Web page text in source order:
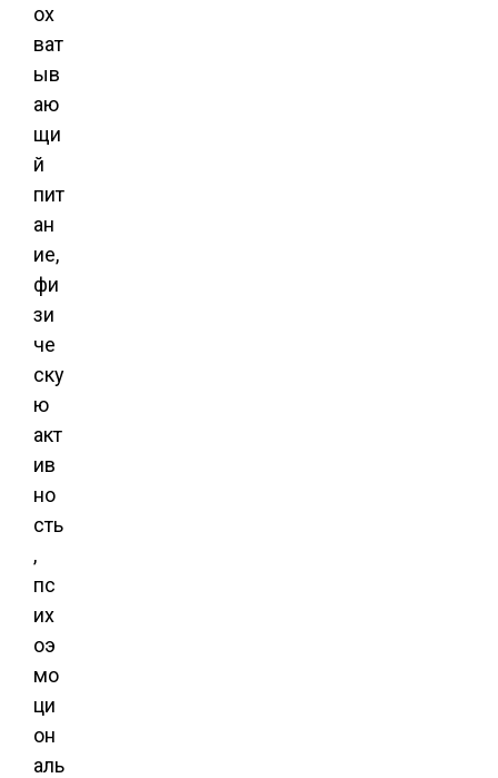
ох
ват
ыв
аю
щи
й
пит
ан
ие,
фи
зи
че
ску
ю
акт
ив
но
сть
,
пс
их
оэ
мо
ци
он
аль